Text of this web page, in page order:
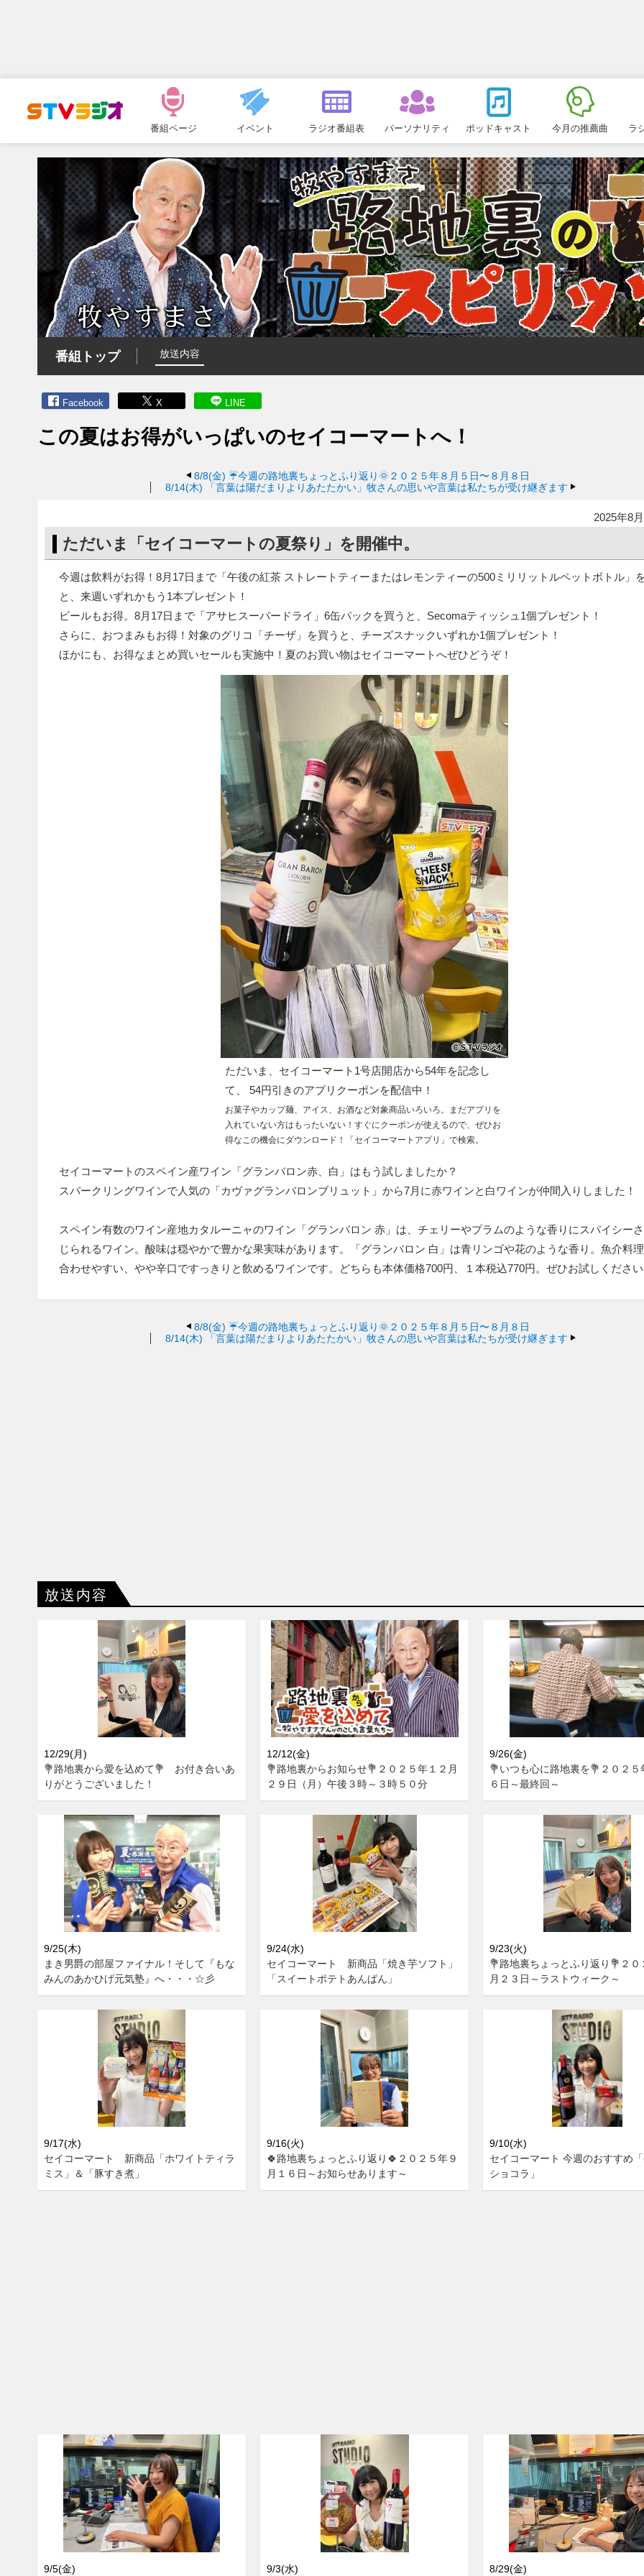
ュ
ー
番組ページ イベント ラジオ番組表 パーソナリティ ポッドキャスト 今月の推薦曲 ラ
番組トップ 放送内容
Facebook X LINE
この夏はお得がいっぱいのセイコーマートへ！
8/8(金) ☔今週の路地裏ちょっとふり返り🌞２０２５年８月５日〜８月８日
8/14(木)
「言葉は陽だまりよりあたたかい」牧さんの思いや言葉は私たちが受け継ぎます
2025年8
ただいま「セイコーマートの夏祭り」を開催中。
今週は飲料がお得！8月17日まで「午後の紅茶 ストレートティーまたはレモンティーの500ミリリットルペットボトル」
と、来週いずれかもう1本プレゼント！
ビールもお得。8月17日まで「アサヒスーパードライ」6缶パックを買うと、Secomaティッシュ1個プレゼント！
さらに、おつまみもお得！対象のグリコ「チーザ」を買うと、チーズスナックいずれか1個プレゼント！
ほかにも、お得なまとめ買いセールも実施中！夏のお買い物はセイコーマートへぜひどうぞ！
ただいま、セイコーマート1号店開店から54年を記念し
て、 54円引きのアプリクーポンを配信中！
お菓子やカップ麺、アイス、お酒など対象商品いろいろ。まだアプリを
入れていない方はもったいない！すぐにクーポンが使えるので、ぜひお
得なこの機会にダウンロード！「セイコーマートアプリ」で検索。
セイコーマートのスペイン産ワイン「グランバロン赤、白」はもう試しましたか？
スパークリングワインで人気の「カヴァグランバロンブリュット」から7月に赤ワインと白ワインが仲間入りしました！
スペイン有数のワイン産地カタルーニャのワイン「グランバロン 赤」は、チェリーやプラムのような香りにスパイシー
じられるワイン。酸味は穏やかで豊かな果実味があります。「グランバロン 白」は青リンゴや花のような香り。魚介料
合わせやすい、やや辛口ですっきりと飲めるワインです。どちらも本体価格700円、１本税込770円。ぜひお試しください
8/8(金) ☔今週の路地裏ちょっとふり返り🌞２０２５年８月５日〜８月８日
8/14(木)
「言葉は陽だまりよりあたたかい」牧さんの思いや言葉は私たちが受け継ぎます
放送内容
12/29(月)
💐路地裏から愛を込めて💐 お付き合いあ
りがとうございました！
12/12(金)
💐路地裏からお知らせ💐２０２５年１２月
２９日（月）午後３時～３時５０分
9/26(金)
💐いつも心に路地裏を💐２０２５
６日～最終回～
9/25(木)
まき男爵の部屋ファイナル！そして『もな
みんのあかひげ元気塾』へ・・・☆彡
9/24(水)
セイコーマート 新商品「焼き芋ソフト」
「スイートポテトあんぱん」
9/23(火)
💐路地裏ちょっとふり返り💐２０
月２３日～ラストウィーク～
9/17(水)
セイコーマート 新商品「ホワイトティラ
ミス」＆「豚すき煮」
9/16(火)
🍀路地裏ちょっとふり返り🍀２０２５年９
月１６日～お知らせあります～
9/10(水)
セイコーマート 今週のおすすめ
ショコラ」
9/5(金) 9/3(水) 8/29(金)